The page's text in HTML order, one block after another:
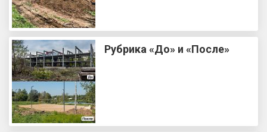
Рубрика «До» и «После»